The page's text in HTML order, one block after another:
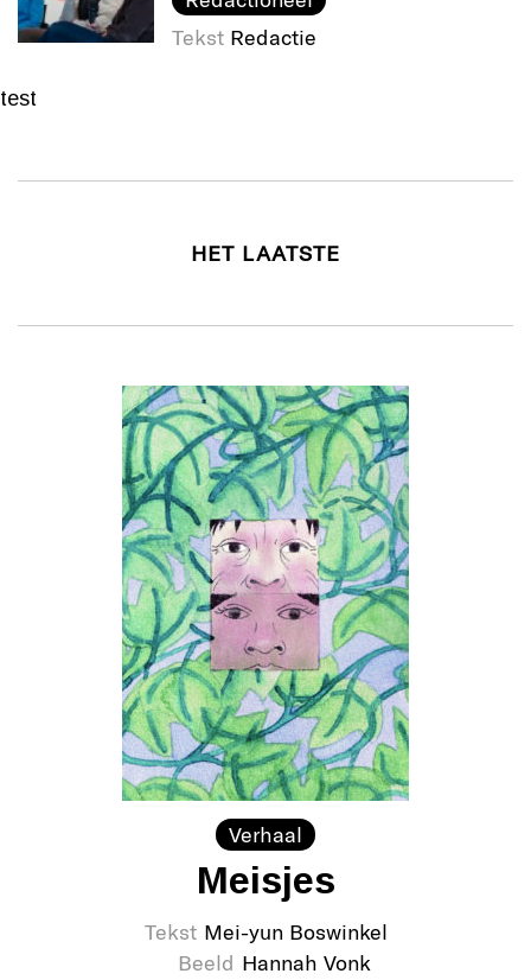
Tekst Redactie
test
HET LAATSTE
Verhaal
Meisjes
Tekst Mei-yun Boswinkel
Beeld Hannah Vonk